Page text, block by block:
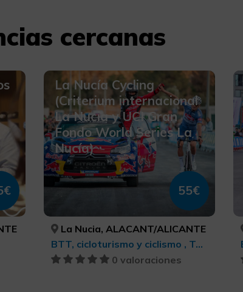
cercanas
La Nucía Cycling
(Criterium internacional
La Nucia y UCI Gran
Fondo World Series La
Nucía)
55€
La Nucia, ALACANT/ALICANTE
BTT, cicloturismo y ciclismo , Turismo deportivo
0 valoraciones